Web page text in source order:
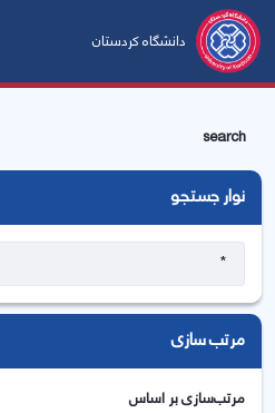
دانشگاه کردستان
search
نوار جستجو
مرتب سازی
مرتب‌سازی بر اساس